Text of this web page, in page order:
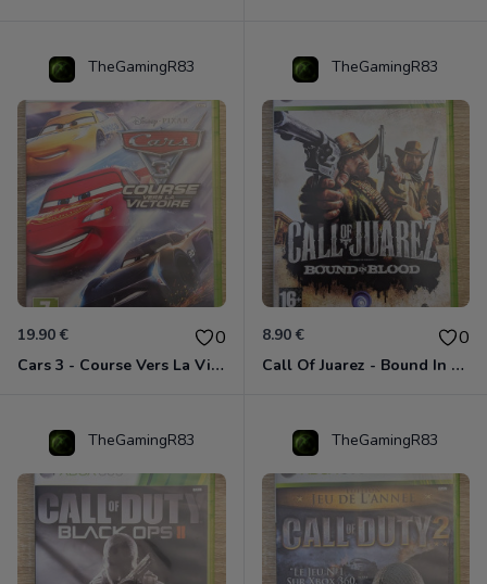
TheGamingR83
19.90 € 0
Cars 3 - Course Vers La Victoire Xbox 360
TheGamingR83
8.90 € 0
Call Of Juarez - Bound In Blood Xbox 360
TheGamingR83 TheGamingR83